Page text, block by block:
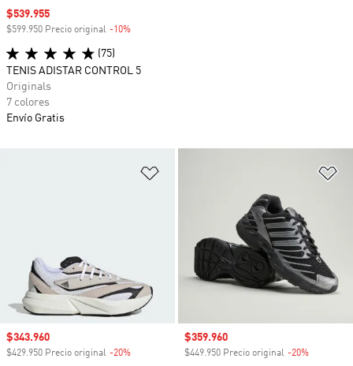
Precio de venta
$343.960
$429.950 Precio original -20%
Precio de venta
$359.960
$449.950 Precio original -20%
Precio de venta
$539.955
$599.950 Precio original -10%
(75)
TENIS ADISTAR CONTROL 5
Originals
7 colores
Envío Gratis